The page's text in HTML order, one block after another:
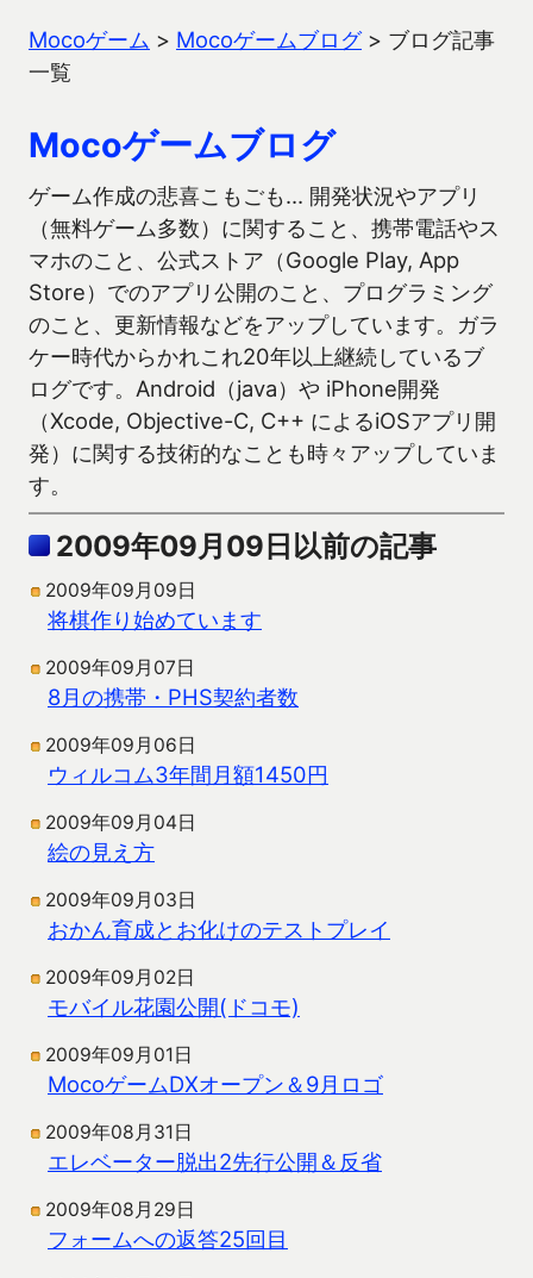
Mocoゲーム > Mocoゲームブログ> ブログ記事
一覧
Mocoゲームブログ
ゲーム作成の悲喜こもごも… 開発状況やアプリ
（無料ゲーム多数）に関すること、携帯電話やス
マホのこと、公式ストア（Google Play, App
Store）でのアプリ公開のこと、プログラミング
のこと、更新情報などをアップしています。ガラ
ケー時代からかれこれ20年以上継続しているブ
ログです。Android（java）や iPhone開発
（Xcode, Objective-C, C++ によるiOSアプリ開
発）に関する技術的なことも時々アップしていま
す。
2009年09月09日以前の記事
2009年09月09日
将棋作り始めています
2009年09月07日
8月の携帯・PHS契約者数
2009年09月06日
ウィルコム3年間月額1450円
2009年09月04日
絵の見え方
2009年09月03日
おかん育成とお化けのテストプレイ
2009年09月02日
モバイル花園公開(ドコモ)
2009年09月01日
MocoゲームDXオープン＆9月ロゴ
2009年08月31日
エレベーター脱出2先行公開＆反省
2009年08月29日
フォームへの返答25回目